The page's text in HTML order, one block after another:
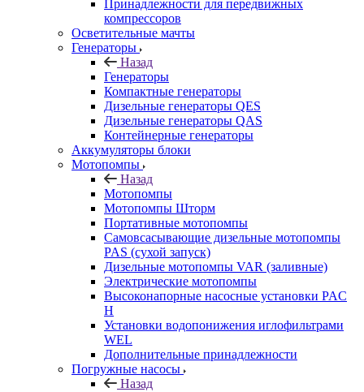
Принадлежности для передвижных
компрессоров
Осветительные мачты
Генераторы
Назад
Генераторы
Компактные генераторы
Дизельные генераторы QES
Дизельные генераторы QAS
Контейнерные генераторы
Аккумуляторы блоки
Мотопомпы
Назад
Мотопомпы
Мотопомпы Шторм
Портативные мотопомпы
Самовсасывающие дизельные мотопомпы
PAS (сухой запуск)
Дизельные мотопомпы VAR (заливные)
Электрические мотопомпы
Высоконапорные насосные установки PAC
H
Установки водопонижения иглофильтрами
WEL
Дополнительные принадлежности
Погружные насосы
Назад